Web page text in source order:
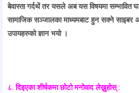
बेवास्ता गर्दथें तर यसले अब यस विषयमा सम्भावित
सामाजिक सञ्जालका माध्यमबाट हुन सक्ने साइबर
उपायहरुको ज्ञान भयो ।
८. दिइएका शीर्षकमा छोटो मनोवाद लेख्नुहोस् :